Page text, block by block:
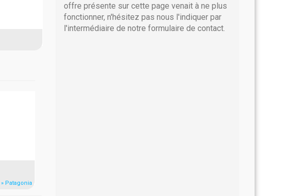
» Patagonia
offre présente sur cette page venait à ne plus
fonctionner, n'hésitez pas nous l'indiquer par
l'intermédiaire de notre formulaire de contact.